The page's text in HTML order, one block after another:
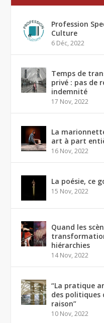
Profession
Culture
6 Déc, 2022
Temps de
privé : pas de
indemnité
17 Nov, 2022
La
art à part
16 Nov, 2022
La poésie, ce
15 Nov, 2022
Quand les
hiérarchies
14 Nov, 2022
“La pratique
des politiques
raison”
10 Nov, 2022